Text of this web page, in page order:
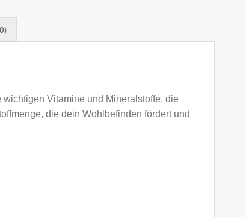
Vitamine und Mineralstoffe, die
die dein Wohlbefinden fördert und